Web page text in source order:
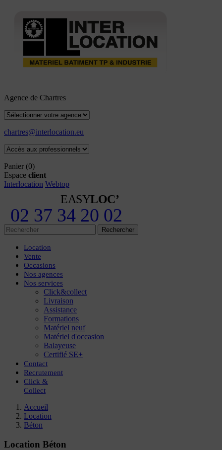
Agence de Chartres
chartres@interlocation.eu
Panier (0)
Espace client
Interlocation Webtop
EASYLOC’
02 37 34 20 02
Rechercher
Location
Vente
Occasions
Nos agences
Nos services
Click&collect
Livraison
Assistance
Formations
Matériel neuf
Matériel d'occasion
Balayeuse
Certifié SE+
Contact
Recrutement
Click &
Collect
Accueil
Location
Béton
Location Béton